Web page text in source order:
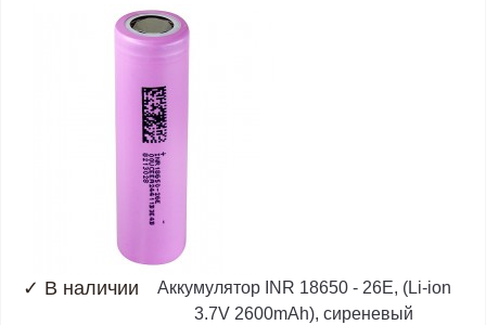
✓ В наличии
Аккумулятор INR 18650 - 26E, (Li-ion
3.7V 2600mAh), сиреневый